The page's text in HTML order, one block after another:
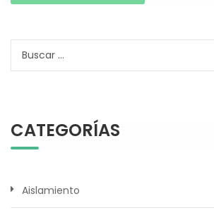
CATEGORÍAS
Aislamiento